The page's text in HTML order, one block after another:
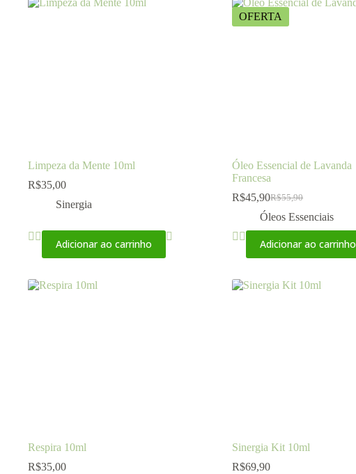
Limpeza da Mente 10ml
R$35,00
Sinergia
Adicionar ao carrinho
OFERTA
Óleo Essencial de Lavanda
Francesa
R$55,90
R$45,90
Óleos Essenciais
Adicionar ao carrinho
Respira 10ml
R$35,00
Sinergia Kit 10ml
R$69,90